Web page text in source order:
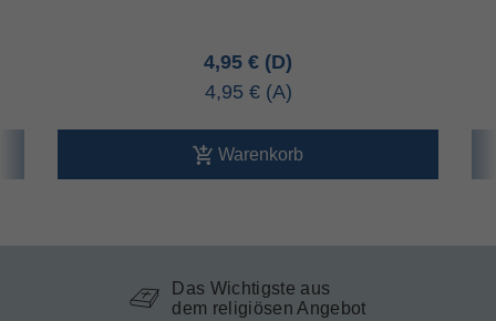
4,95 €
4,95 €
Warenkorb
Das Wichtigste aus
dem religiösen Angebot